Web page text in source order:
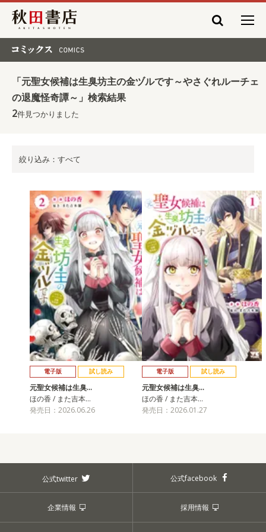
秋田書店
「元聖女候補は生臭坊主の金ヅルです～やさぐれルーチェ
の退魔怪奇譚～」検索結果
2件見つかりました
絞り込み：すべて
電子版 試し読み
元聖女候補は生臭…
ほの香 / また吉本…
発売日：2026.06.26
電子版 試し読み
元聖女候補は生臭…
ほの香 / また吉本…
発売日：2026.01.27
公式twitter 公式facebook
企業情報 採用情報